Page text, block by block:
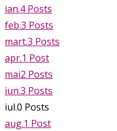
ian.4 Posts
feb.3 Posts
mart.3 Posts
apr.1 Post
mai2 Posts
iun.3 Posts
iul.0 Posts
aug.1 Post